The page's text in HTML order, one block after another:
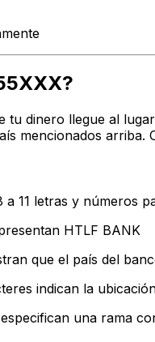
tu dinero llegue al
mencionados
11 letras y números
HTLF BANK
que el país del
indican la
una rama